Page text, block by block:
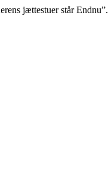
jættestuer står Endnu”.